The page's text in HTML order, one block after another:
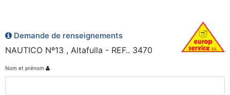
Demande de renseignements
NAUTICO Nº13 , Altafulla - REF.. 3470
Nom et prénom